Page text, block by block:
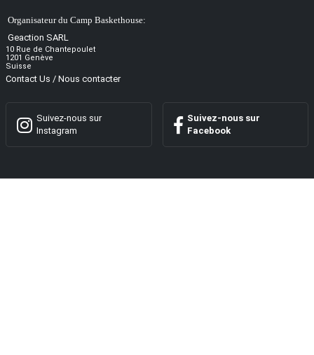
Organisateur du Camp Baskethouse:
Geaction SARL
10 Rue de Chantepoulet
1201 Genève
Suisse
Contact Us / Nous contacter
Suivez-nous sur
Instagram
Suivez-nous sur
Facebook